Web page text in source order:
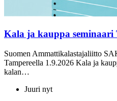
Kala ja kauppa seminaari
Suomen Ammattikalastajaliitto
Tampereella 1.9.2026 Kala ja
kalan…
Juuri nyt